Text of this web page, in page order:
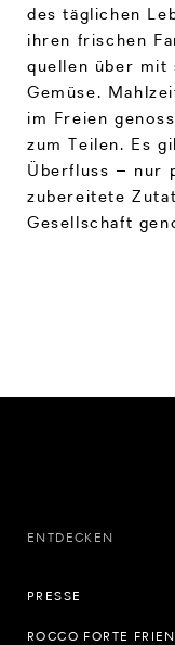
des täglichen
ihren frischen
quellen über mit
Gemüse.
im Freien
zum Teilen. Es
Überfluss – nur
zubereitete
Gesellschaft
ENTDECKEN
PRESSE
ROCCO FORTE